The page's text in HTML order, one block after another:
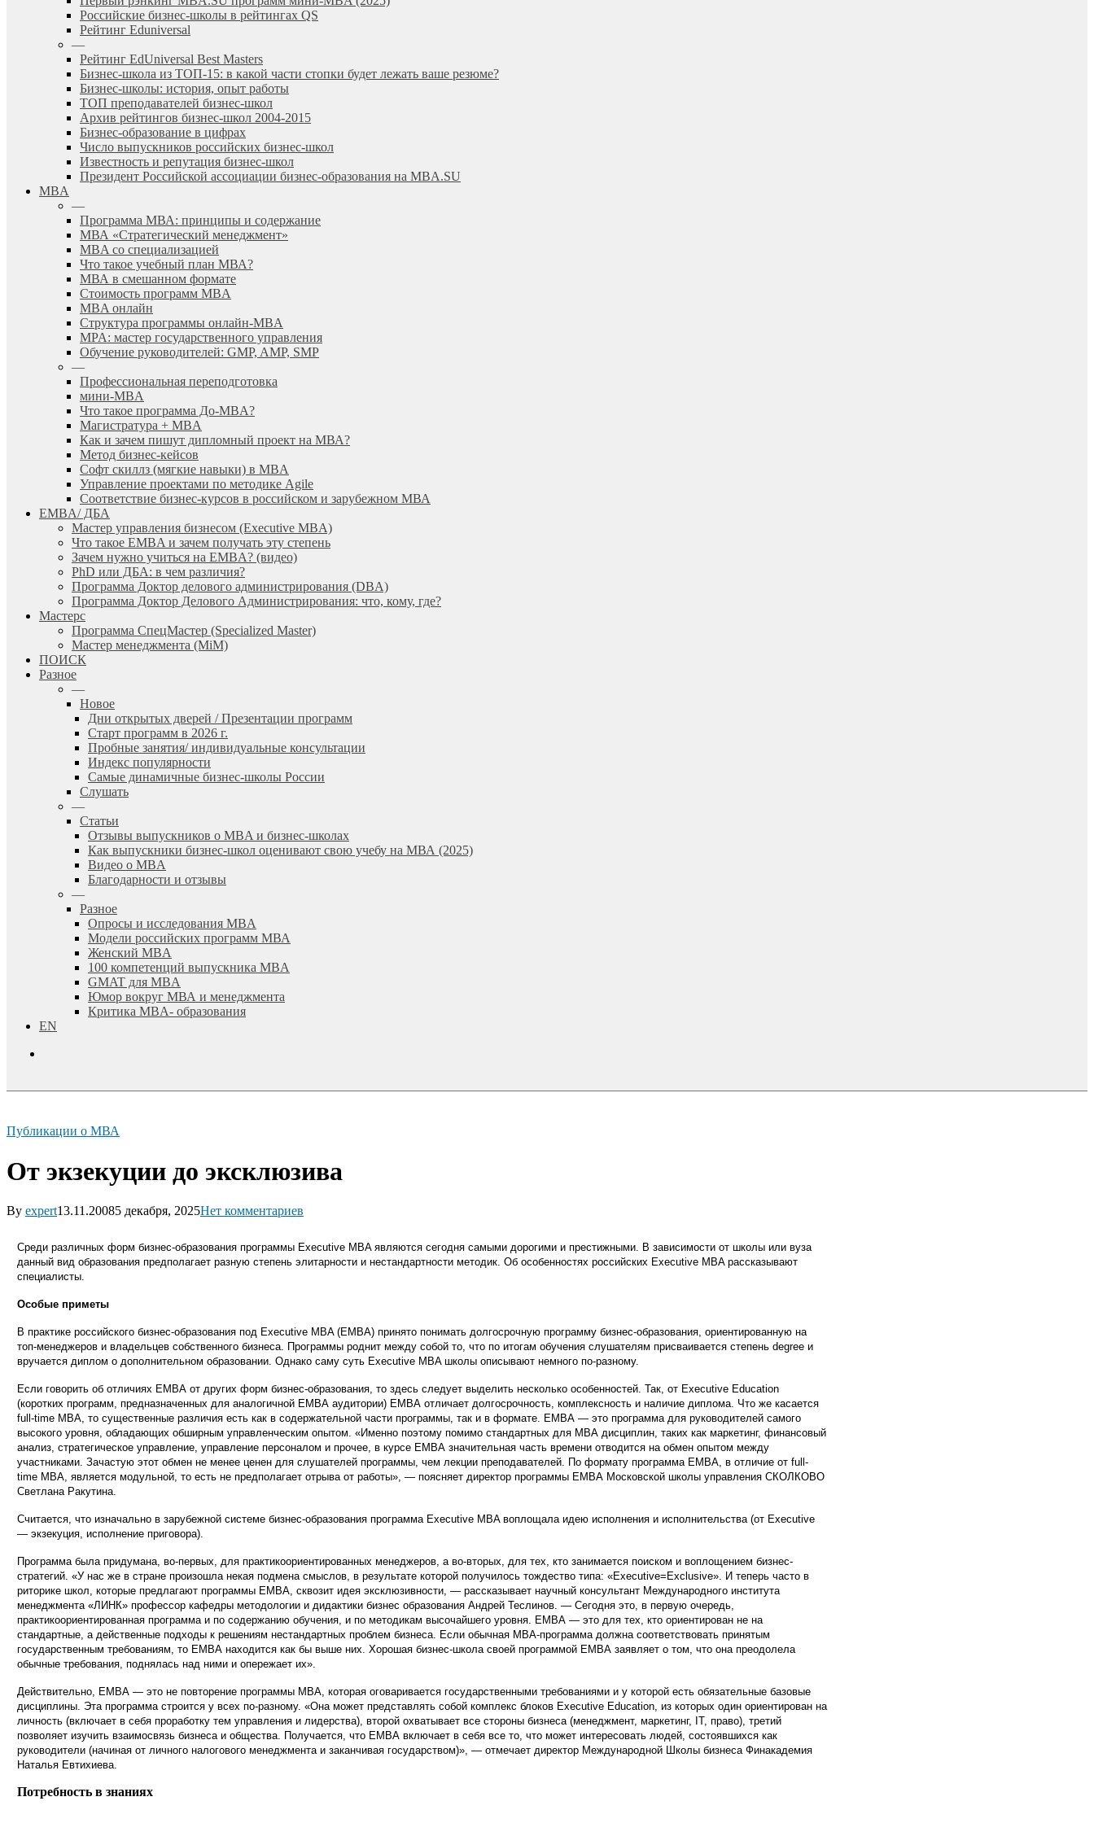
Российские бизнес-школы в рейтингах QS
Рейтинг Eduniversal
—
Рейтинг EdUniversal Best Masters
Бизнес-школа из ТОП-15: в какой части стопки будет лежать ваше резюме?
Бизнес-школы: история, опыт работы
ТОП преподавателей бизнес-школ
Архив рейтингов бизнес-школ 2004-2015
Бизнес-образование в цифрах
Число выпускников российских бизнес-школ
Известность и репутация бизнес-школ
Президент Российской ассоциации бизнес-образования на MBA.SU
MBA
—
Программа МВА: принципы и содержание
МВА «Cтратегический менеджмент»
MBA со специализацией
Что такое учебный план МВА?
МВА в смешанном формате
Стоимость программ MBA
MBA онлайн
Cтруктура программы онлайн-MBA
MPA: мастер государственного управления
Обучение руководителей: GMP, AMP, SMP
—
Профессиональная переподготовка
мини-MBA
Что такое программа До-MBA?
Магистратура + MBA
Как и зачем пишут дипломный проект на МВА?
Метод бизнес-кейсов
Софт скиллз (мягкие навыки) в MBA
Управление проектами по методике Agile
Соответствие бизнес-курсов в российском и зарубежном МВА
EMBA/ ДБA
Мастер управления бизнесом (Executive MBA)
Что такое EMBA и зачем получать эту степень
Зачем нужно учиться на EMBA? (видео)
PhD или ДБА: в чем различия?
Программа Доктор делового администрирования (DBА)
Программа Доктор Делового Администрирования: что, кому, где?
Мастерс
Программа СпецМастер (Specialized Master)
Мастер менеджмента (MiM)
ПОИСК
Разное
—
Новое
Дни открытых дверей / Презентации программ
Старт программ в 2026 г.
Пробные занятия/ индивидуальные консультации
Индекс популярности
Самые динамичные бизнес-школы России
Слушать
—
Статьи
Отзывы выпускников о MBA и бизнес-школах
Как выпускники бизнес-школ оценивают свою учебу на МВА (2025)
Видео о MBA
Благодарности и отзывы
—
Разное
Опросы и исследования MBA
Модели российских программ МВА
Женский MBA
100 компетенций выпускника MBA
GMAT для MBA
Юмор вокруг МВА и менеджмента
Критика MBA- образования
EN
Публикации о МВА
От экзекуции до эксклюзива
By expert13.11.20085 декабря, 2025Нет комментариев
Среди различных форм бизнес-образования программы Executive MBA являются сегодня самыми дорогими и престижными. В зависимости от школы или вуза
данный вид образования предполагает разную степень элитарности и нестандартности методик. Об особенностях российских Executive MBA рассказывают
специалисты.
Особые приметы
В практике российского бизнес-образования под Executive MBA (ЕМВА) принято понимать долгосрочную программу бизнес-образования, ориентированную на
топ-менеджеров и владельцев собственного бизнеса. Программы роднит между собой то, что по итогам обучения слушателям присваивается степень degree и
вручается диплом о дополнительном образовании. Однако саму суть Executive MBA школы описывают немного по-разному.
Если говорить об отличиях ЕМВА от других форм бизнес-образования, то здесь следует выделить несколько особенностей. Так, от Executive Education
(коротких программ, предназначенных для аналогичной ЕМВА аудитории) ЕМВА отличает долгосрочность, комплексность и наличие диплома. Что же касается
full-time MBA, то существенные различия есть как в содержательной части программы, так и в формате. ЕМВА — это программа для руководителей самого
высокого уровня, обладающих обширным управленческим опытом. «Именно поэтому помимо стандартных для МВА дисциплин, таких как маркетинг, финансовый
анализ, стратегическое управление, управление персоналом и прочее, в курсе ЕМВА значительная часть времени отводится на обмен опытом между
участниками. Зачастую этот обмен не менее ценен для слушателей программы, чем лекции преподавателей. По формату программа ЕМВА, в отличие от full-
time MBA, является модульной, то есть не предполагает отрыва от работы», — поясняет директор программы ЕМВА Московской школы управления СКОЛКОВО
Светлана Ракутина.
Считается, что изначально в зарубежной системе бизнес-образования программа Executive MBA воплощала идею исполнения и исполнительства (от Executive
— экзекуция, исполнение приговора).
Программа была придумана, во-первых, для практикоориентированных менеджеров, а во-вторых, для тех, кто занимается поиском и воплощением бизнес-
стратегий. «У нас же в стране произошла некая подмена смыслов, в результате которой получилось тождество типа: «Executive=Exclusive». И теперь часто в
риторике школ, которые предлагают программы ЕМВА, сквозит идея эксклюзивности, — рассказывает научный консультант Международного института
менеджмента «ЛИНК» профессор кафедры методологии и дидактики бизнес образования Андрей Теслинов. — Сегодня это, в первую очередь,
практикоориентированная программа и по содержанию обучения, и по методикам высочайшего уровня. ЕМВА — это для тех, кто ориентирован не на
стандартные, а действенные подходы к решениям нестандартных проблем бизнеса. Если обычная МВА-программа должна соответствовать принятым
государственным требованиям, то ЕМВА находится как бы выше них. Хорошая бизнес-школа своей программой EМВА заявляет о том, что она преодолела
обычные требования, поднялась над ними и опережает их».
Действительно, ЕМВА — это не повторение программы МВА, которая оговаривается государственными требованиями и у которой есть обязательные базовые
дисциплины. Эта программа строится у всех по-разному. «Она может представлять собой комплекс блоков Executive Education, из которых один ориентирован на
личность (включает в себя проработку тем управления и лидерства), второй охватывает все стороны бизнеса (менеджмент, маркетинг, IT, право), третий
позволяет изучить взаимосвязь бизнеса и общества. Получается, что ЕМВА включает в себя все то, что может интересовать людей, состоявшихся как
руководители (начиная от личного налогового менеджмента и заканчивая государством)», — отмечает директор Международной Школы бизнеса Финакадемия
Наталья Евтихиева.
Потребность в знаниях